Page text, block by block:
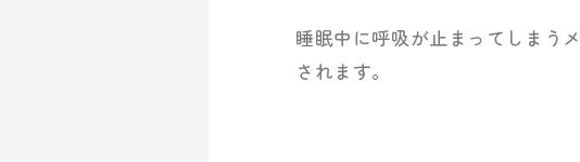
睡眠中に呼吸が止まってしまう
されます。